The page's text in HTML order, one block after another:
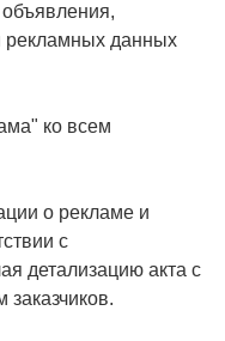
рекламных данных
ко всем
о рекламе и
с
детализацию акта с
заказчиков.